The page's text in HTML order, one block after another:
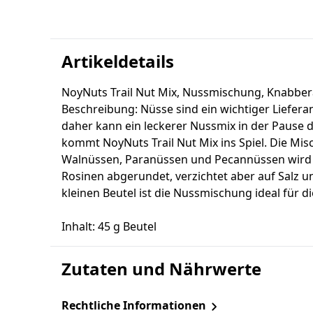
Artikeldetails
NoyNuts Trail Nut Mix, Nussmischung,
Beschreibung: Nüsse sind ein wichtiger
daher kann ein leckerer Nussmix in der Pause
kommt NoyNuts Trail Nut Mix ins Spiel. Die
Walnüssen, Paranüssen und Pecannüssen
Rosinen abgerundet, verzichtet aber auf Salz
kleinen Beutel ist die Nussmischung ideal für
Inhalt: 45 g Beutel
Zutaten und Nährwerte
Rechtliche Informationen